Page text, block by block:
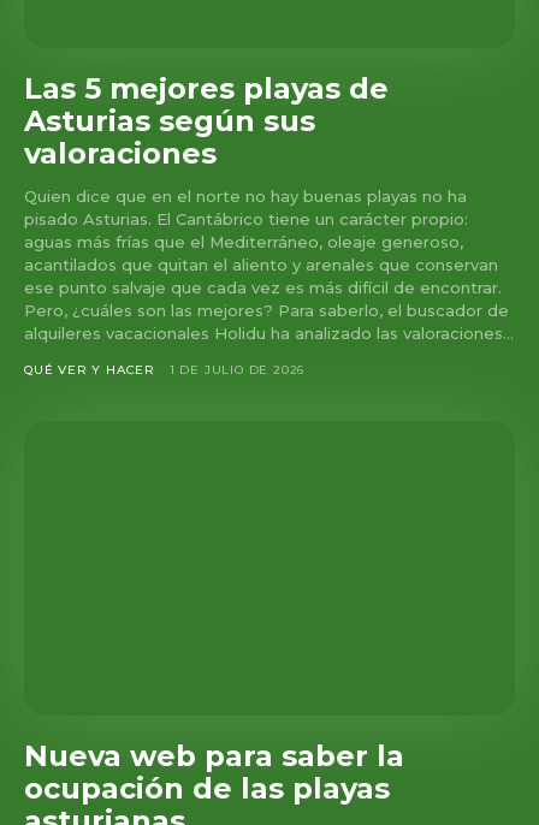
Las 5 mejores playas de
Asturias según sus
valoraciones
Quien dice que en el norte no hay buenas playas no ha
pisado Asturias. El Cantábrico tiene un carácter propio:
aguas más frías que el Mediterráneo, oleaje generoso,
acantilados que quitan el aliento y arenales que conservan
ese punto salvaje que cada vez es más difícil de encontrar.
Pero, ¿cuáles son las mejores? Para saberlo, el buscador de
alquileres vacacionales Holidu ha analizado las valoraciones...
QUÉ VER Y HACER 1 DE JULIO DE 2026
Nueva web para saber la
ocupación de las playas